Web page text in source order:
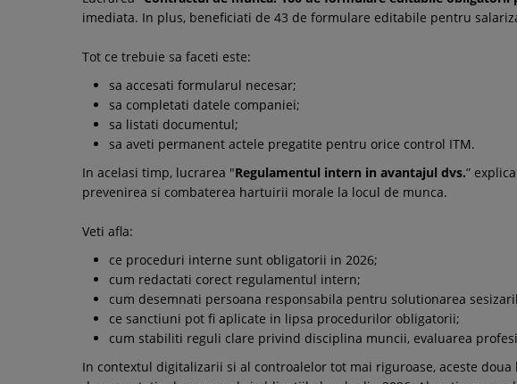
imediata. In plus, beneficiati de 43 de formulare editabile pentru
Tot ce trebuie sa faceti este:
sa accesati formularul necesar;
sa completati datele companiei;
sa listati documentul;
sa aveti permanent actele pregatite pentru orice control ITM.
In acelasi timp, lucrarea "Regulamentul intern in avantajul dvs.”
prevenirea si combaterea hartuirii morale la locul de munca.
Veti afla:
ce proceduri interne sunt obligatorii in 2026;
cum redactati corect regulamentul intern;
cum desemnati persoana responsabila pentru solutionarea
ce sanctiuni pot fi aplicate in lipsa procedurilor obligatorii;
cum stabiliti reguli clare privind disciplina muncii, evaluarea
In contextul digitalizarii si al controalelor tot mai riguroase, aceste